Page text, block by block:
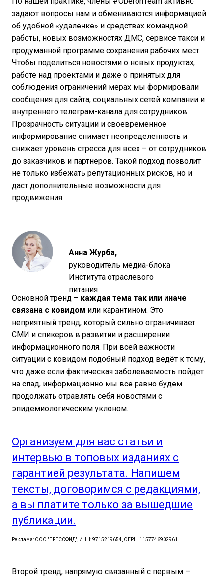
задают вопросы нам и обмениваются информацией
об удобной «удаленке» и средствах командной
работы, новых возможностях ДМС, сервисе такси и
продуманной программе сохранения рабочих мест.
Чтобы поделиться новостями о новых продуктах,
работе над проектами и даже о принятых для
соблюдения ограничений мерах мы формировали
сообщения для сайта, социальных сетей компании и
внутреннего телеграм-канала для сотрудников.
Прозрачность ситуации и своевременное
информирование снимает неопределенность и
снижает уровень стресса для всех – от сотрудников
до заказчиков и партнёров. Такой подход позволит
не только избежать репутационных рисков, но и
даст дополнительные возможности для
продвижения.
Анна Журба,
руководитель медиа-блока
Института отраслевого
питания
Основной тренд – каждая тема так или иначе
связана с ковидом или карантином. Это
неприятный тренд, который сильно ограничивает
СМИ и спикеров в развитии и расширении
информационного поля. При всей важности
ситуации с ковидом подобный подход ведёт к тому,
что даже если фактическая заболеваемость пойдет
на спад, информационно мы все равно будем
продолжать отравлять себя новостями с
эпидемиологическим уклоном.
Организуем для вас статьи и
интервью в топовых изданиях с
гарантией результата. Напишем
тексты, договоримся с редакциями,
а вы платите только за вышедшие
публикации.
Реклама: ООО "ПРЕССФИД", ИНН: 9715219654, ОГРН: 1157746902961
Второй тренд, напрямую связанный с первым –